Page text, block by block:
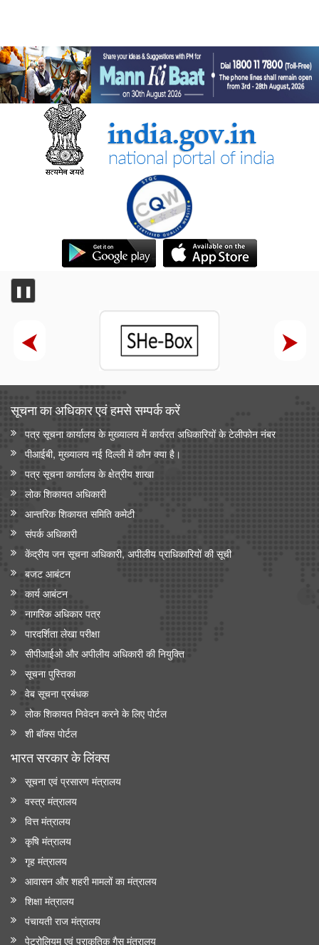
❚❚
सूचना का अधिकार एवं हमसे सम्‍पर्क करें
पत्र सूचना कार्यालय के मुख्यालय में कार्यरत अधिकारियों के टेलीफोन नंबर
पीआईबी, मुख्यालय नई दिल्ली में कौन क्या है।
पत्र सूचना कार्यालय के क्षेत्रीय शाखा
लोक शिकायत अधिकारी
आन्‍तरिक शिकायत समिति कमेटी
संपर्क अधिकारी
केंद्रीय जन सूचना अधिकारी, अपीलीय प्राधिकारियों की सूची
बजट आबंटन
कार्य आबंटन
नागरिक अधिकार पत्र
पारदर्शिता लेखा परीक्षा
सीपीआईओ और अपी‍लीय अधिकारी की नियुक्ति
सूचना पुस्तिका
वेब सूचना प्रबंधक
लोक शिकायत निवेदन करने के लिए पोर्टल
शी बॉक्स पोर्टल
भारत सरकार के लिंक्‍स
सूचना एवं प्रसारण मंत्रालय
वस्त्र मंत्रालय
वित्त मंत्रालय
कृषि मंत्रालय
गृह मंत्रालय
आवासन और शहरी मामलों का मंत्रालय
शिक्षा मंत्रालय
पंचायती राज मंत्रालय
पेट्रोलियम एवं प्राकृतिक गैस मंत्रालय